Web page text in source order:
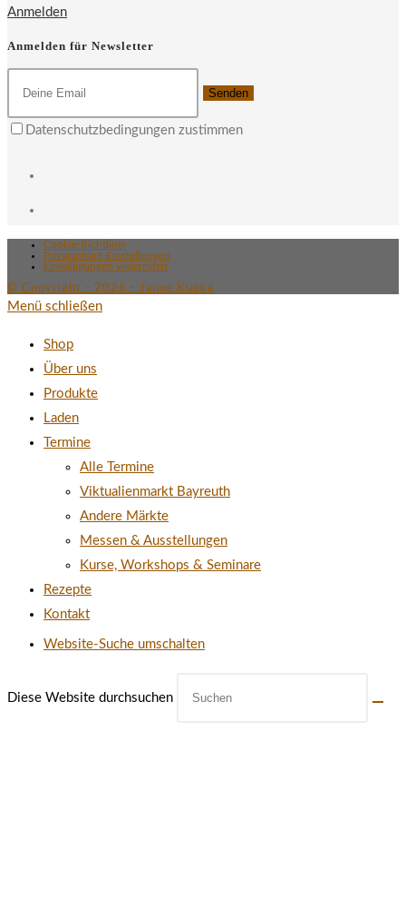
Anmelden
Anmelden für Newsletter
Senden
Datenschutzbedingungen zustimmen
Cookie-Richtlinie
Privatsphäre-Einstellungen
Einwilligungen widerrufen
© Copyright - 2026 - Janos Kupka
Menü schließen
Shop
Über uns
Produkte
Laden
Termine
Alle Termine
Viktualienmarkt Bayreuth
Andere Märkte
Messen & Ausstellungen
Kurse, Workshops & Seminare
Rezepte
Kontakt
Website-Suche umschalten
Diese Website durchsuchen